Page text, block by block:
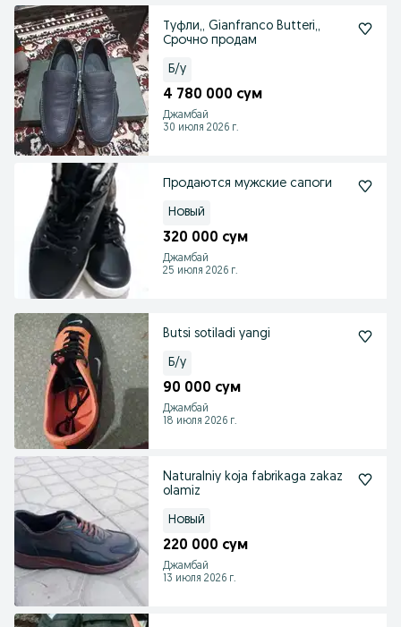
Туфли,, Gianfranco Butteri,,
Срочно продам
Б/у
4 780 000 сум
Джамбай
30 июля 2026 г.
Продаются мужские сапоги
Новый
320 000 сум
Джамбай
25 июля 2026 г.
Butsi sotiladi yangi
Б/у
90 000 сум
Джамбай
18 июля 2026 г.
Naturalniy koja fabrikaga zakaz
olamiz
Новый
220 000 сум
Джамбай
13 июля 2026 г.